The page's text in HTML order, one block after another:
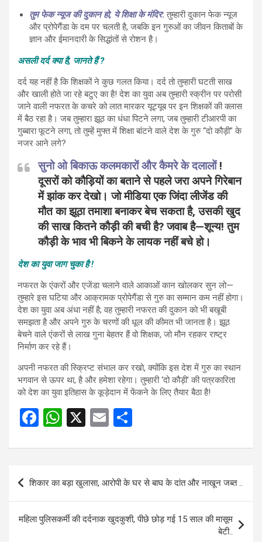
तुम फेक न्यूज की दुकान हो, ये शिक्षा के मंदिर: तुम्हारी दुकान फेक न्यूज
और प्रोपेगैंडा के दम पर चलती है, जबकि इन गुरुओं का जीवन किताबों के
ज्ञान और ईमानदारी के सिद्धांतों से रोशन है।
असली दर्द क्या है, जानते हैं ?
दर्द यह नहीं है कि शिक्षकों ने कुछ गलत किया। दर्द तो तुम्हारी घटती साख
और खाली होते जा रहे बटुए का है! देश का युवा अब तुम्हारी स्क्रीन पर परोसी
जाने वाली नफरत के कचरे को लात मारकर यूट्यूब पर इन शिक्षकों की क्लास
में बैठ रहा है। जब तुम्हारा झूठ का धंधा पिटने लगा, जब तुम्हारी टीआरपी का
गुब्बारा फूटने लगा, तो तुम्हें मुफ्त में शिक्षा बांटने वाले देश के गुरु “दो कौड़ी” के
नजर आने लगे?
सुनो ओ बिकाऊ कलमकारों और कैमरे के दलालों!
दूसरों को कौड़ियों का बताने से पहले जरा अपने गिरेबान
में झांक कर देखो। जो मीडिया एक जिंदा लीजेंड की
मौत का झूठा तमाशा बनाकर बेच सकता है, उसकी खुद
की साख कितने कौड़ी की बची है? जवाब है—शून्य! तुम
कौड़ी के भाव भी बिकने के लायक नहीं बचे हो।
देश का युवा जाग चुका है !
नफरत के एंकरों और एजेंडा चलाने वाले आकाओं कान खोलकर सुन लो—
तुम्हारे इस घटिया और आक्रामक प्रोपेगैंडा से गुरु का सम्मान कम नहीं होगा।
देश का युवा अब अंधा नहीं है; वह तुम्हारी नफरत की दुकान को भी बखूबी
समझता है और अपने गुरु के चरणों की धूल की कीमत भी जानता है। झूठ
बेचने वाले एंकरों से लाख गुना बेहतर हैं वो शिक्षक, जो मौन रहकर राष्ट्र
निर्माण कर रहे हैं।
अपनी नफरत की स्क्रिप्ट संभाल कर रखो, क्योंकि इस देश में गुरु का स्थान
भगवान से ऊपर था, है और हमेशा रहेगा। तुम्हारी ‘दो कौड़ी’ की पत्रकारिता
को देश का युवा इतिहास के कूड़ेदान में फेंकने के लिए तैयार बैठा है!
F
ce
o
o
k
W
at
A
p
p
X
E
ail ar
Post
navigation
शिकार का बड़ा खुलासा, आरोपी के घर से बाघ के दांत और नाखून जब्त ..
महिला पुलिसकर्मी की दर्दनाक खुदकुशी, पीछे छोड़ गई 15 साल की मासूम
बेटी..